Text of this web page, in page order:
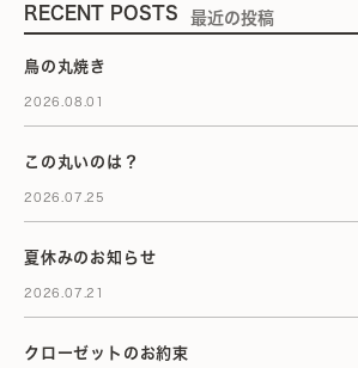
RECENT POSTS 最近の投稿
鳥の丸焼き
2026.08.01
この丸いのは？
2026.07.25
夏休みのお知らせ
2026.07.21
クローゼットのお約束